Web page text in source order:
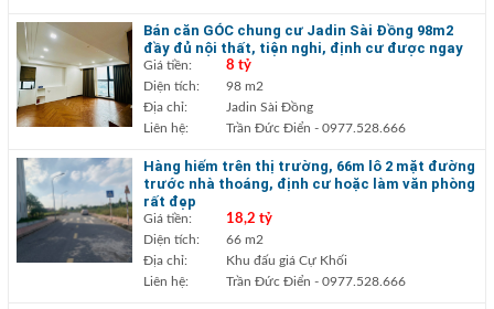
Bán căn GÓC chung cư Jadin Sài Đồng 98m2
đầy đủ nội thất, tiện nghi, định cư được ngay
Giá tiền: 8 tỷ
Diện tích:
98 m2
Địa chỉ:
Jadin Sài Đồng
Liên hệ:
Trần Đức Điển - 0977.528.666
Hàng hiếm trên thị trường, 66m lô 2 mặt đường
trước nhà thoáng, định cư hoặc làm văn phòng
rất đẹp
Giá tiền: 18,2 tỷ
Diện tích:
66 m2
Địa chỉ:
Khu đấu giá Cự Khối
Liên hệ:
Trần Đức Điển - 0977.528.666